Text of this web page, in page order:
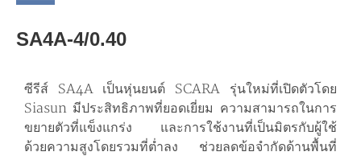
SA4A-4/0.40
ซีรีส์ SA4A เป็นหุ่นยนต์ SCARA รุ่นใหม่ที่เปิดตัวโดย
Siasun มีประสิทธิภาพที่ยอดเยี่ยม ความสามารถในการ
ขยายตัวที่แข็งแกร่ง และการใช้งานที่เป็นมิตรกับผู้ใช้
ด้วยความสูงโดยรวมที่ต่ำลง ช่วยลดข้อจำกัดด้านพื้นที่